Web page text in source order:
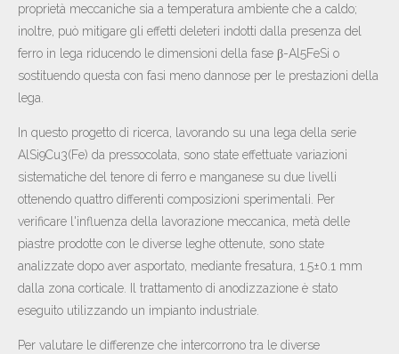
proprietà meccaniche sia a temperatura ambiente che a caldo;
inoltre, può mitigare gli effetti deleteri indotti dalla presenza del
ferro in lega riducendo le dimensioni della fase β-Al5FeSi o
sostituendo questa con fasi meno dannose per le prestazioni della
lega.
In questo progetto di ricerca, lavorando su una lega della serie
AlSi9Cu3(Fe) da pressocolata, sono state effettuate variazioni
sistematiche del tenore di ferro e manganese su due livelli
ottenendo quattro differenti composizioni sperimentali. Per
verificare l'influenza della lavorazione meccanica, metà delle
piastre prodotte con le diverse leghe ottenute, sono state
analizzate dopo aver asportato, mediante fresatura, 1.5±0.1 mm
dalla zona corticale. Il trattamento di anodizzazione è stato
eseguito utilizzando un impianto industriale.
Per valutare le differenze che intercorrono tra le diverse